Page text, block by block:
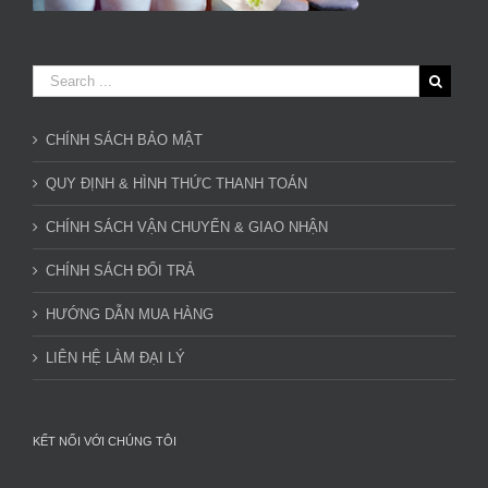
CHÍNH SÁCH BẢO MẬT
QUY ĐỊNH & HÌNH THỨC THANH TOÁN
CHÍNH SÁCH VẬN CHUYỂN & GIAO NHẬN
CHÍNH SÁCH ĐỔI TRẢ
HƯỚNG DẪN MUA HÀNG
LIÊN HỆ LÀM ĐẠI LÝ
KẾT NỐI VỚI CHÚNG TÔI